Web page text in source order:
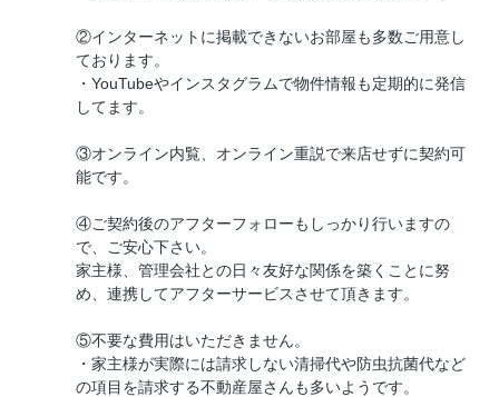
②インターネットに掲載できないお部屋も多数ご用意し
ております。
・YouTubeやインスタグラムで物件情報も定期的に発信
してます。
③オンライン内覧、オンライン重説で来店せずに契約可
能です。
④ご契約後のアフターフォローもしっかり行いますの
で、ご安心下さい。
家主様、管理会社との日々友好な関係を築くことに努
め、連携してアフターサービスさせて頂きます。
⑤不要な費用はいただきません。
・家主様が実際には請求しない清掃代や防虫抗菌代など
の項目を請求する不動産屋さんも多いようです。